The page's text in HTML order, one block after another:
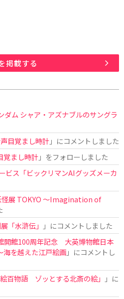
掲載する
ダム シャア・アズナブルのサングラ
目覚まし時計」にコメントしました
覚まし時計」をフォローしました
ビス「ビックリマンAIグッズメーカ
怪展 TOKYO 〜Imagination of
「水滸伝」
」にコメントしました
開館100周年記念 大英博物館日本
を越えた江戸絵画」にコメントし
百物語 ゾッとする北斎の絵」
」に